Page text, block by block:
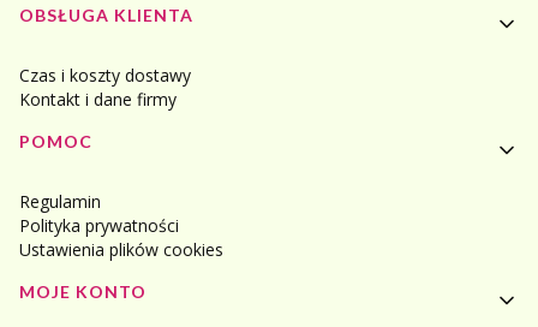
Linki w stopce
OBSŁUGA KLIENTA
Czas i koszty dostawy
Kontakt i dane firmy
POMOC
Regulamin
Polityka prywatności
Ustawienia plików cookies
MOJE KONTO